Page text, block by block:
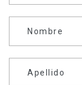
Nombre
Apellido